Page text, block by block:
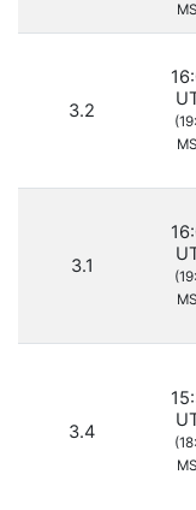
3.2
3.1
3.4